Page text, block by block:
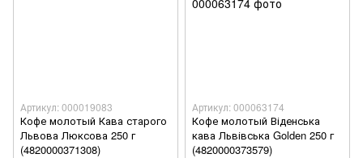
Артикул: 000019083
Кофе молотый Кава старого
Львова Люксова 250 г
(4820000371308)
Артикул: 000063174
Кофе молотый Віденська
кава Львівська Golden 250 г
(4820000373579)